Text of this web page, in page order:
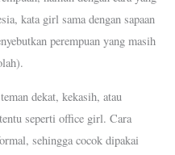
kata girl sama dengan sapaan
perempuan yang masih
dekat, kekasih, atau
seperti office girl. Cara
sehingga cocok dipakai